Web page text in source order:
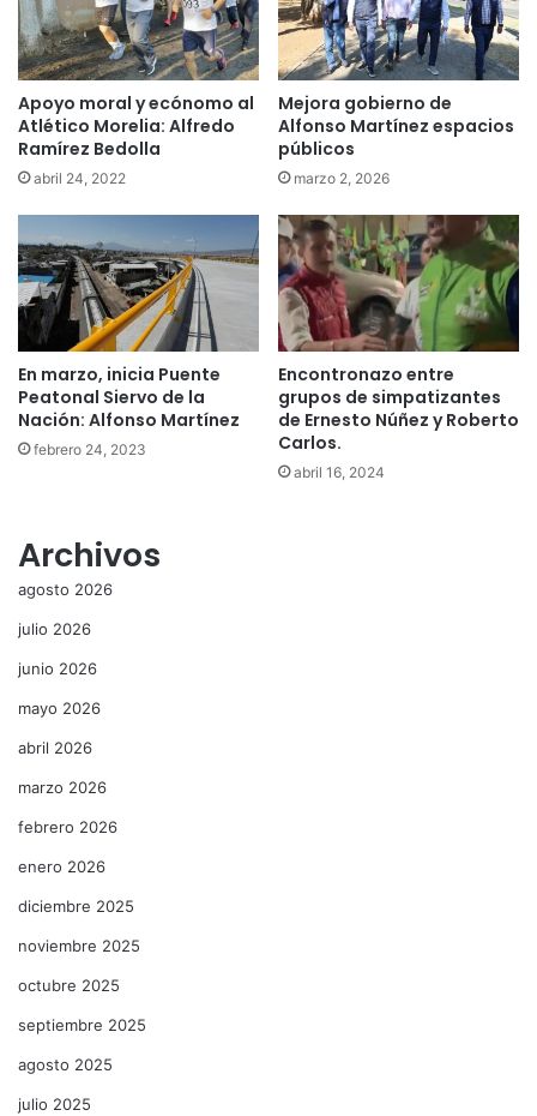
Apoyo moral y ecónomo al
Atlético Morelia: Alfredo
Ramírez Bedolla
abril 24, 2022
Mejora gobierno de
Alfonso Martínez espacios
públicos
marzo 2, 2026
En marzo, inicia Puente
Peatonal Siervo de la
Nación: Alfonso Martínez
febrero 24, 2023
Encontronazo entre
grupos de simpatizantes
de Ernesto Núñez y Roberto
Carlos.
abril 16, 2024
Archivos
agosto 2026
julio 2026
junio 2026
mayo 2026
abril 2026
marzo 2026
febrero 2026
enero 2026
diciembre 2025
noviembre 2025
octubre 2025
septiembre 2025
agosto 2025
julio 2025